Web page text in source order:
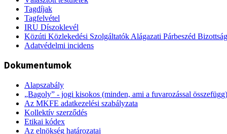
Tagdíjak
Tagfelvétel
IRU Díszoklevél
Közúti Közlekedési Szolgáltatók Alágazati Párbeszéd
Adatvédelmi incidens
Dokumentumok
Alapszabály
„Bagoly” - jogi kisokos (minden, ami a fuvarozással összefügg)
Az MKFE adatkezelési szabályzata
Kollektív szerződés
Etikai kódex
Az elnökség határozatai